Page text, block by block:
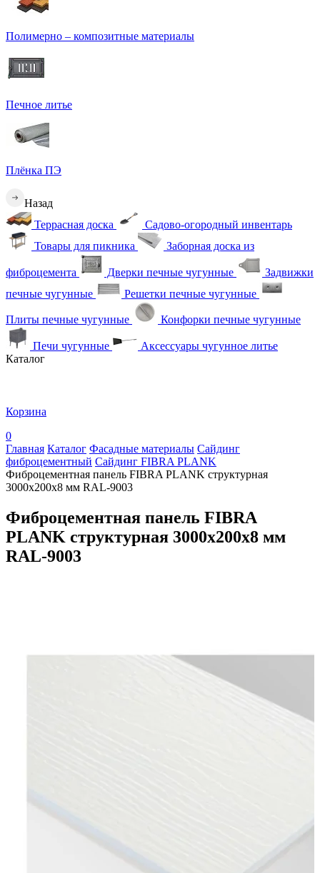
Полимерно – композитные материалы
Печное литье
Плёнка ПЭ
Назад
Террасная доска
Садово-огородный инвентарь
Товары для пикника
Заборная доска из
фиброцемента Дверки печные чугунные
Задвижки
печные чугунные
Решетки печные чугунные
Плиты печные чугунные Конфорки печные чугунные
Печи чугунные
Аксессуары чугунное литье
Каталог
Корзина
0
Главная Каталог Фасадные материалы Сайдинг
фиброцементный Сайдинг FIBRA PLANK
Фиброцементная панель FIBRA PLANK структурная
3000х200х8 мм RAL-9003
Фиброцементная панель FIBRA
PLANK структурная 3000х200х8 мм
RAL-9003